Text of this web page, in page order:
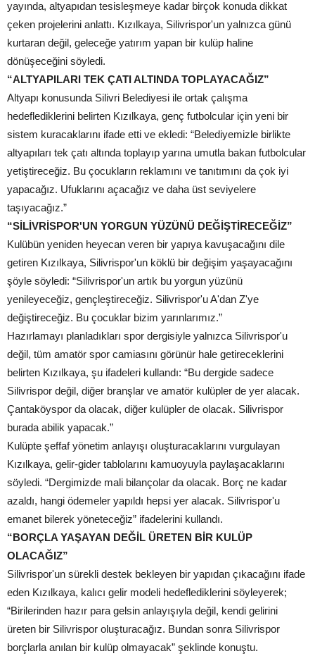
yayında, altyapıdan tesisleşmeye kadar birçok konuda dikkat
çeken projelerini anlattı. Kızılkaya, Silivrispor'un yalnızca günü
kurtaran değil, geleceğe yatırım yapan bir kulüp haline
dönüşeceğini söyledi.
“ALTYAPILARI TEK ÇATI ALTINDA TOPLAYACAĞIZ”
Altyapı konusunda Silivri Belediyesi ile ortak çalışma
hedeflediklerini belirten Kızılkaya, genç futbolcular için yeni bir
sistem kuracaklarını ifade etti ve ekledi: “Belediyemizle birlikte
altyapıları tek çatı altında toplayıp yarına umutla bakan futbolcular
yetiştireceğiz. Bu çocukların reklamını ve tanıtımını da çok iyi
yapacağız. Ufuklarını açacağız ve daha üst seviyelere
taşıyacağız.”
“SİLİVRİSPOR'UN YORGUN YÜZÜNÜ DEĞİŞTİRECEĞİZ”
Kulübün yeniden heyecan veren bir yapıya kavuşacağını dile
getiren Kızılkaya, Silivrispor'un köklü bir değişim yaşayacağını
şöyle söyledi: “Silivrispor'un artık bu yorgun yüzünü
yenileyeceğiz, gençleştireceğiz. Silivrispor'u A'dan Z'ye
değiştireceğiz. Bu çocuklar bizim yarınlarımız.”
Hazırlamayı planladıkları spor dergisiyle yalnızca Silivrispor'u
değil, tüm amatör spor camiasını görünür hale getireceklerini
belirten Kızılkaya, şu ifadeleri kullandı: “Bu dergide sadece
Silivrispor değil, diğer branşlar ve amatör kulüpler de yer alacak.
Çantaköyspor da olacak, diğer kulüpler de olacak. Silivrispor
burada abilik yapacak.”
Kulüpte şeffaf yönetim anlayışı oluşturacaklarını vurgulayan
Kızılkaya, gelir-gider tablolarını kamuoyuyla paylaşacaklarını
söyledi. “Dergimizde mali bilançolar da olacak. Borç ne kadar
azaldı, hangi ödemeler yapıldı hepsi yer alacak. Silivrispor'u
emanet bilerek yöneteceğiz” ifadelerini kullandı.
“BORÇLA YAŞAYAN DEĞİL ÜRETEN BİR KULÜP
OLACAĞIZ”
Silivrispor'un sürekli destek bekleyen bir yapıdan çıkacağını ifade
eden Kızılkaya, kalıcı gelir modeli hedeflediklerini söyleyerek;
“Birilerinden hazır para gelsin anlayışıyla değil, kendi gelirini
üreten bir Silivrispor oluşturacağız. Bundan sonra Silivrispor
borçlarla anılan bir kulüp olmayacak” şeklinde konuştu.